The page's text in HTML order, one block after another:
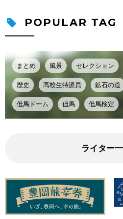
POPULAR TAG
まとめ 風景 セレクション
歴史 高校生特派員 鉱石の道
但馬ドーム 但馬 但馬検定
ライター